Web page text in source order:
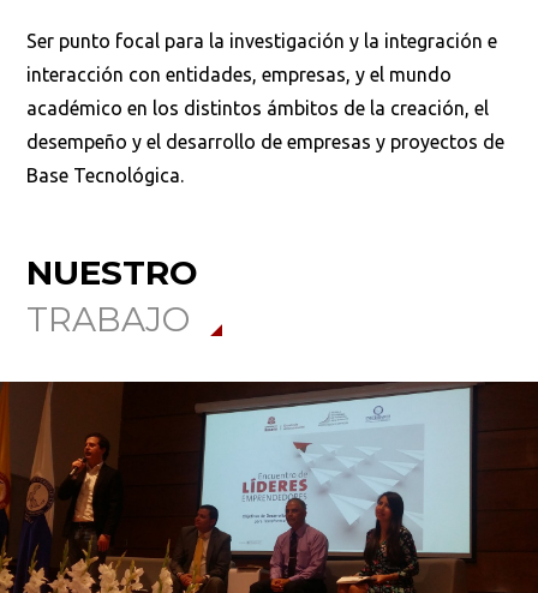
Ser punto focal para la investigación y la integración e
interacción con entidades, empresas, y el mundo
académico en los distintos ámbitos de la creación, el
desempeño y el desarrollo de empresas y proyectos de
Base Tecnológica.
NUESTRO
TRABAJO